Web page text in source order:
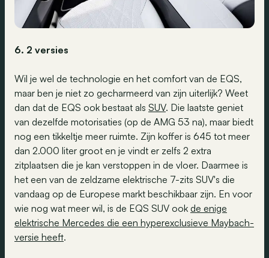
6. 2 versies
Wil je wel de technologie en het comfort van de EQS,
maar ben je niet zo gecharmeerd van zijn uiterlijk? Weet
dan dat de EQS ook bestaat als SUV. Die laatste geniet
van dezelfde motorisaties (op de AMG 53 na), maar biedt
nog een tikkeltje meer ruimte. Zijn koffer is 645 tot meer
dan 2.000 liter groot en je vindt er zelfs 2 extra
zitplaatsen die je kan verstoppen in de vloer. Daarmee is
het een van de zeldzame elektrische 7-zits SUV's die
vandaag op de Europese markt beschikbaar zijn. En voor
wie nog wat meer wil, is de EQS SUV ook de enige
elektrische Mercedes die een hyperexclusieve Maybach-
versie heeft.